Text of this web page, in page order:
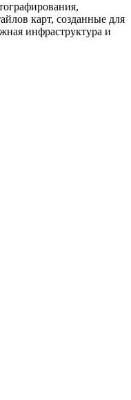
карт, созданные для
инфраструктура и